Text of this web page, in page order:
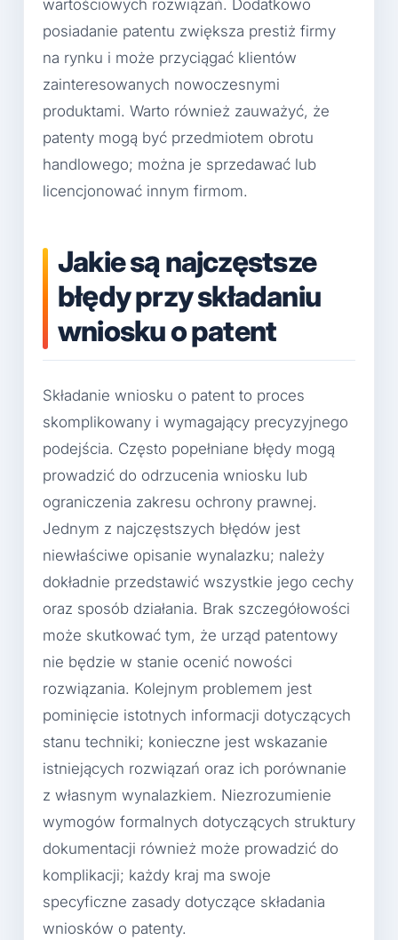
wartościowych rozwiązań. Dodatkowo
posiadanie patentu zwiększa prestiż firmy
na rynku i może przyciągać klientów
zainteresowanych nowoczesnymi
produktami. Warto również zauważyć, że
patenty mogą być przedmiotem obrotu
handlowego; można je sprzedawać lub
licencjonować innym firmom.
Jakie są najczęstsze
błędy przy składaniu
wniosku o patent
Składanie wniosku o patent to proces
skomplikowany i wymagający precyzyjnego
podejścia. Często popełniane błędy mogą
prowadzić do odrzucenia wniosku lub
ograniczenia zakresu ochrony prawnej.
Jednym z najczęstszych błędów jest
niewłaściwe opisanie wynalazku; należy
dokładnie przedstawić wszystkie jego cechy
oraz sposób działania. Brak szczegółowości
może skutkować tym, że urząd patentowy
nie będzie w stanie ocenić nowości
rozwiązania. Kolejnym problemem jest
pominięcie istotnych informacji dotyczących
stanu techniki; konieczne jest wskazanie
istniejących rozwiązań oraz ich porównanie
z własnym wynalazkiem. Niezrozumienie
wymogów formalnych dotyczących struktury
dokumentacji również może prowadzić do
komplikacji; każdy kraj ma swoje
specyficzne zasady dotyczące składania
wniosków o patenty.